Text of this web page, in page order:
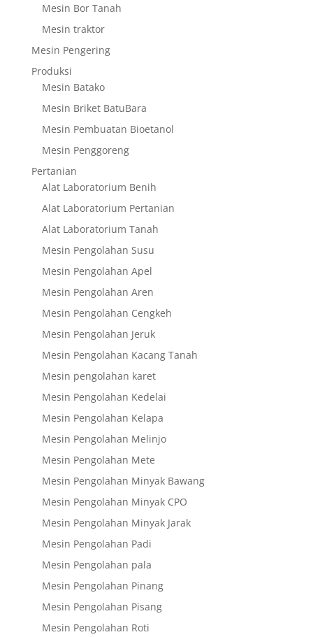
Mesin Bor Tanah
Mesin traktor
Mesin Pengering
Produksi
Mesin Batako
Mesin Briket BatuBara
Mesin Pembuatan Bioetanol
Mesin Penggoreng
Pertanian
Alat Laboratorium Benih
Alat Laboratorium Pertanian
Alat Laboratorium Tanah
Mesin Pengolahan Susu
Mesin Pengolahan Apel
Mesin Pengolahan Aren
Mesin Pengolahan Cengkeh
Mesin Pengolahan Jeruk
Mesin Pengolahan Kacang Tanah
Mesin pengolahan karet
Mesin Pengolahan Kedelai
Mesin Pengolahan Kelapa
Mesin Pengolahan Melinjo
Mesin Pengolahan Mete
Mesin Pengolahan Minyak Bawang
Mesin Pengolahan Minyak CPO
Mesin Pengolahan Minyak Jarak
Mesin Pengolahan Padi
Mesin Pengolahan pala
Mesin Pengolahan Pinang
Mesin Pengolahan Pisang
Mesin Pengolahan Roti